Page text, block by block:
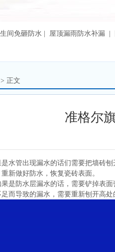
间免砸防水 | 屋顶漏雨防水补漏
正文
准格尔
水管出现漏水的话们需要把墙砖
新做好防水，恢复瓷砖表面。
果是防水层漏水的话，需要铲掉表
足而导致的漏水，需要重新刨开高